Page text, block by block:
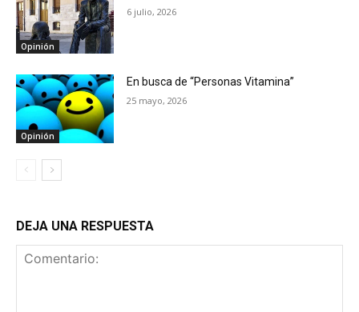
Opinión
6 julio, 2026
Opinión
En busca de “Personas Vitamina”
25 mayo, 2026
DEJA UNA RESPUESTA